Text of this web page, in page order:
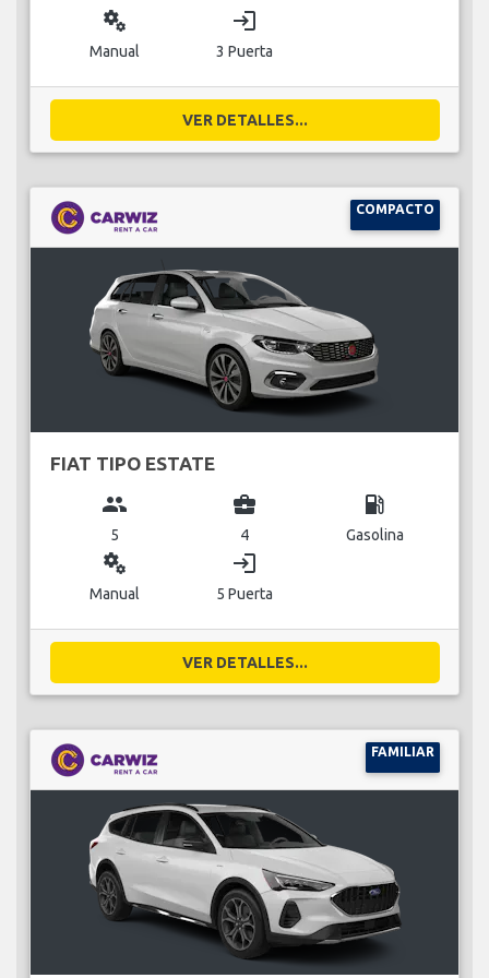
miscellaneous_services
Manual
login
3 Puerta
VER DETALLES...
COMPACTO
FIAT TIPO ESTATE
group
5
business_center
4
local_gas_station
Gasolina
miscellaneous_services
Manual
login
5 Puerta
VER DETALLES...
FAMILIAR